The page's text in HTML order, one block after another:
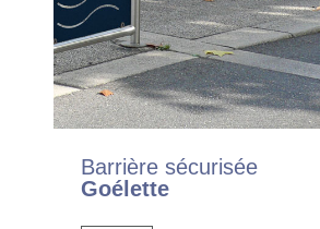
Barrière sécurisée
Goélette